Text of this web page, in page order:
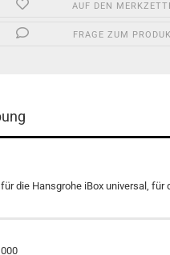
AUF DEN
FRAGE ZUM
die Hansgrohe iBox universal, für